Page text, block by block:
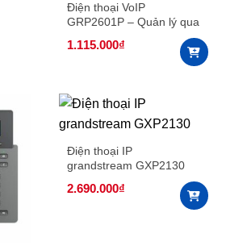
Điện thoại VoIP
GRP2601P – Quản lý qua
1.115.000₫
Điện thoại IP
grandstream GXP2130
2.690.000₫